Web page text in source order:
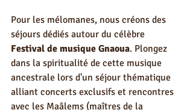
Pour les mélomanes, nous créons des
séjours dédiés autour du célèbre
Festival de musique Gnaoua. Plongez
dans la spiritualité de cette musique
ancestrale lors d'un séjour thématique
alliant concerts exclusifs et rencontres
avec les Maâlems (maîtres de la